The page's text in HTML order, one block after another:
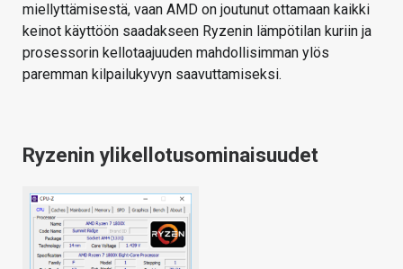
miellyttämisestä, vaan AMD on joutunut ottamaan kaikki
keinot käyttöön saadakseen Ryzenin lämpötilan kuriin ja
prosessorin kellotaajuuden mahdollisimman ylös
paremman kilpailukyvyn saavuttamiseksi.
Ryzenin ylikellotusominaisuudet